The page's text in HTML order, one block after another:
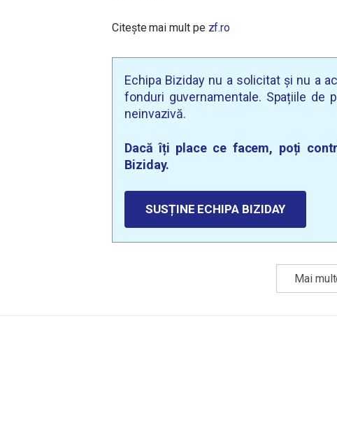
Citește mai mult pe zf.ro
Echipa Biziday nu a solicitat și nu a
fonduri guvernamentale. Spațiile de
neinvazivă.
Dacă îți place ce facem, poți
Biziday.
SUSȚINE ECHIPA BIZIDAY
Mai